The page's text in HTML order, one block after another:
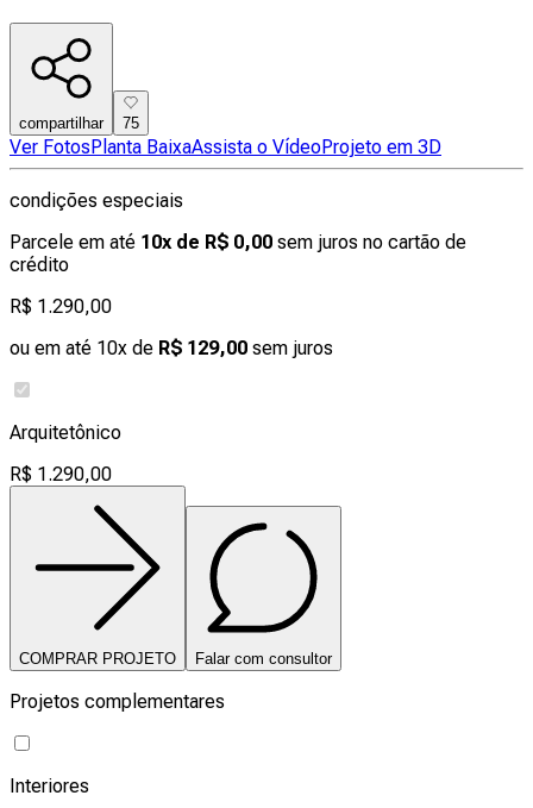
compartilhar 75
Ver FotosPlanta BaixaAssista o VídeoProjeto em 3D
condições especiais
Parcele em até 10x de R$ 0,00 sem juros no cartão de
crédito
R$ 1.290,00
ou em até 10x de R$ 129,00 sem juros
Arquitetônico
R$ 1.290,00
COMPRAR PROJETO Falar com consultor
Projetos complementares
Interiores